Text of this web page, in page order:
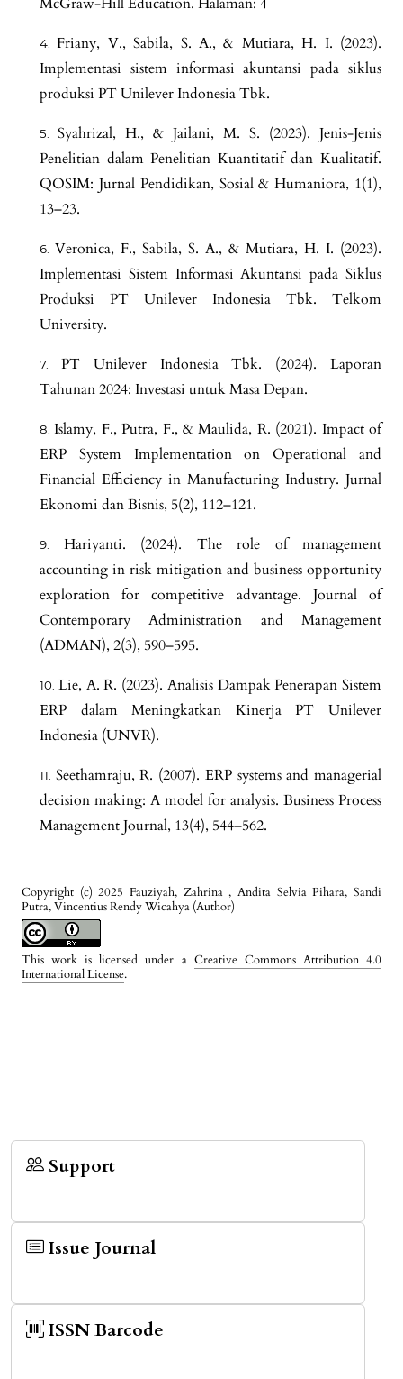
Copyright (c) 2025 Fauziyah, Zahrina , Andita Selvia Pihara, Sandi
Putra, Vincentius Rendy Wicahya (Author)
This work is licensed under a Creative Commons Attribution 4.0
International License.
Friany, V., Sabila, S. A., & Mutiara, H. I. (2023).
Implementasi sistem informasi akuntansi pada siklus
produksi PT Unilever Indonesia Tbk.
Syahrizal, H., & Jailani, M. S. (2023). Jenis-Jenis
Penelitian dalam Penelitian Kuantitatif dan Kualitatif.
QOSIM: Jurnal Pendidikan, Sosial & Humaniora, 1(1),
13–23.
Veronica, F., Sabila, S. A., & Mutiara, H. I. (2023).
Implementasi Sistem Informasi Akuntansi pada Siklus
Produksi PT Unilever Indonesia Tbk. Telkom
University.
PT Unilever Indonesia Tbk. (2024). Laporan
Tahunan 2024: Investasi untuk Masa Depan.
Islamy, F., Putra, F., & Maulida, R. (2021). Impact of
ERP System Implementation on Operational and
Financial Efficiency in Manufacturing Industry. Jurnal
Ekonomi dan Bisnis, 5(2), 112–121.
Hariyanti. (2024). The role of management
accounting in risk mitigation and business opportunity
exploration for competitive advantage. Journal of
Contemporary Administration and Management
(ADMAN), 2(3), 590–595.
Lie, A. R. (2023). Analisis Dampak Penerapan Sistem
ERP dalam Meningkatkan Kinerja PT Unilever
Indonesia (UNVR).
Seethamraju, R. (2007). ERP systems and managerial
decision making: A model for analysis. Business Process
Management Journal, 13(4), 544–562.
Support
Issue Journal
ISSN Barcode